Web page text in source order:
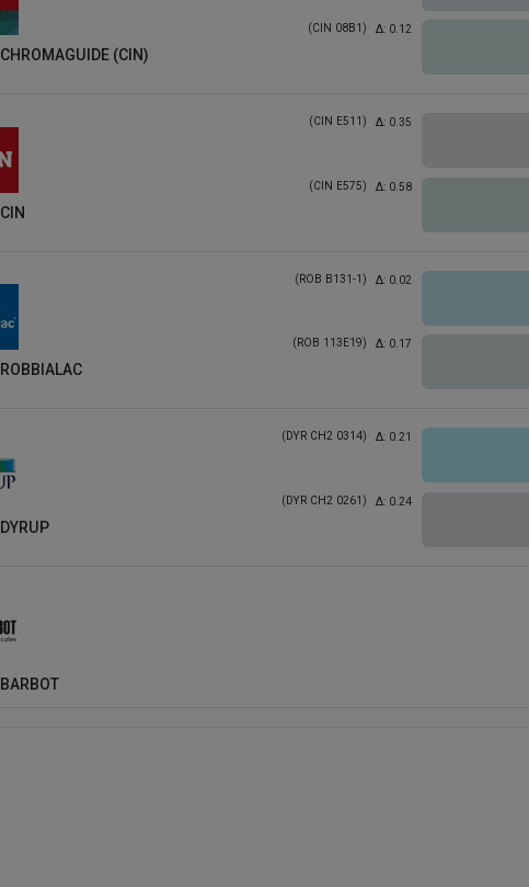
(CIN)
(CIN 08B1) Δ: 0.12
(CIN E511) Δ: 0.35
(CIN E575) Δ: 0.58
(ROB B131-1) Δ: 0.02
(ROB 113E19) Δ: 0.17
(DYR CH2 0314) Δ: 0.21
(DYR CH2 0261) Δ: 0.24